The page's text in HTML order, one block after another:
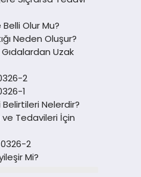
Olur Mu?
Neden Oluşur?
Uzak
2
1
Nelerdir?
ve Tedavileri İçin
2
Mi?